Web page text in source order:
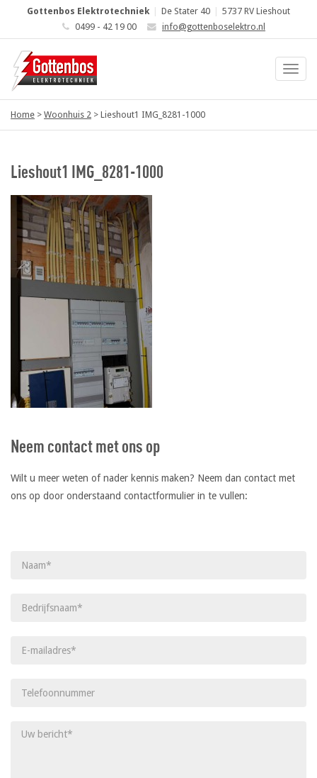
Gottenbos Elektrotechniek De Stater 40
5737 RV Lieshout
0499 - 42 19 00
info@gottenboselektro.nl
Home > Woonhuis 2 > Lieshout1 IMG_8281-1000
Lieshout1 IMG_8281-1000
Neem contact met ons op
Wilt u meer weten of nader kennis maken? Neem dan contact met
ons op door onderstaand contactformulier in te vullen: